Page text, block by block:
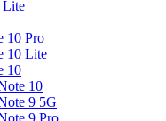
Lite
10 Pro
10 Lite
10
10
9 5G
9 Pro